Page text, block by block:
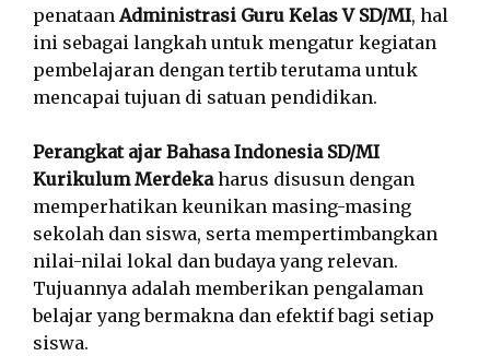
penataanAdministrasi Guru Kelas V SD/MI, hal
ini sebagai langkah untuk mengatur kegiatan
pembelajaran dengan tertib terutama untuk
mencapai tujuan di satuan pendidikan.
Perangkat ajar Bahasa Indonesia SD/MI
Kurikulum Merdekaharus disusun dengan
memperhatikan keunikan masing-masing
sekolah dan siswa, serta mempertimbangkan
nilai-nilai lokal dan budaya yang relevan.
Tujuannya adalah memberikan pengalaman
belajar yang bermakna dan efektif bagi setiap
siswa.